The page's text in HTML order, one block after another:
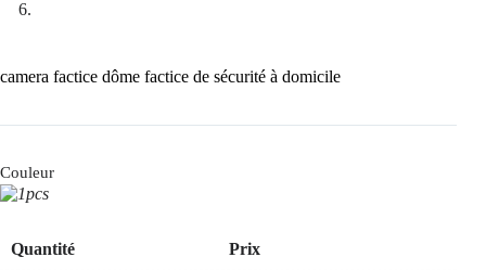
camera factice dôme factice de sécurité à domicile
Couleur
Quantité Prix